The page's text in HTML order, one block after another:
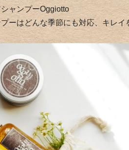
ャンプーOggiotto
ーはどんな季節にも対応、キレイ